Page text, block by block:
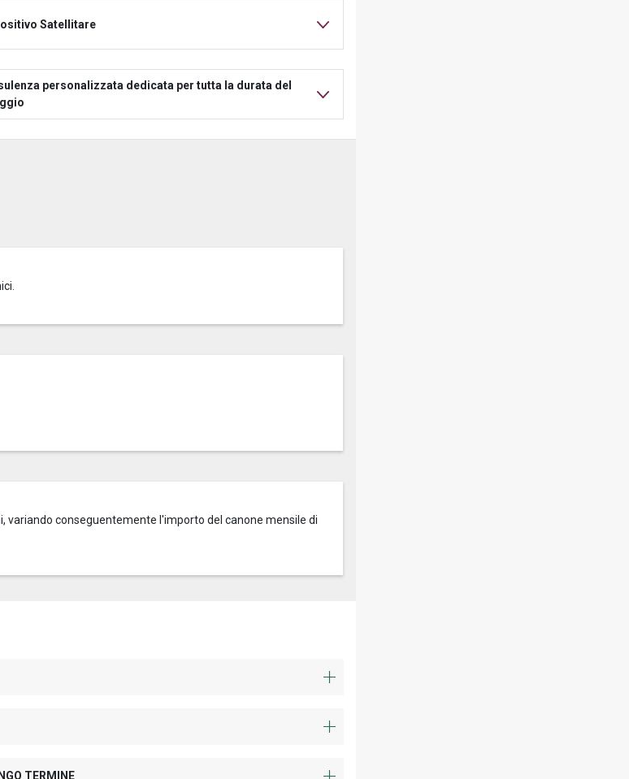
Satellitare
personalizzata dedicata per tutta la durata del
variando conseguentemente l'importo del canone mensile di
TERMINE